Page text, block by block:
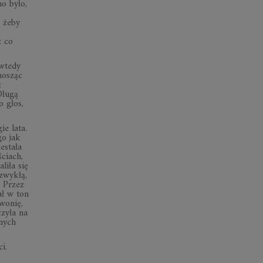
co
lata.
jak
się
ton